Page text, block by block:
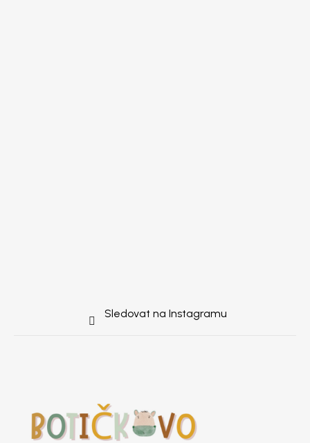
Sledovat na Instagramu